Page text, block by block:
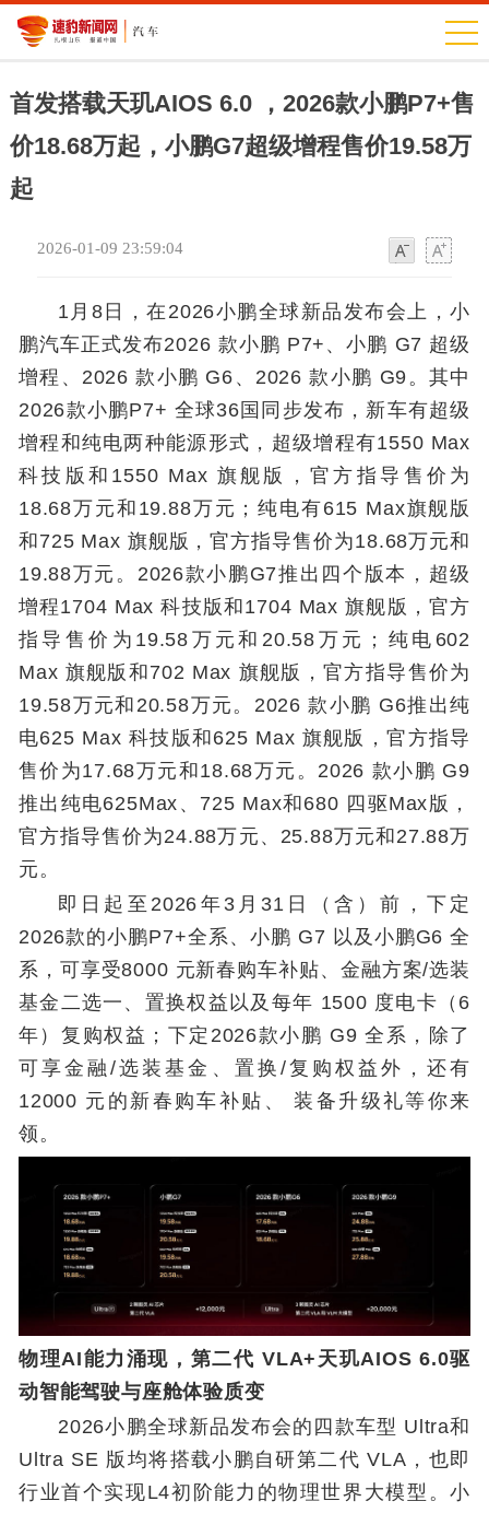
首发搭载天玑AIOS 6.0 ，2026款小鹏P7+售
价18.68万起，小鹏G7超级增程售价19.58万
起
2026-01-09 23:59:04
1月8日，在2026小鹏全球新品发布会上，小
鹏汽车正式发布2026 款小鹏 P7+、小鹏 G7 超级
增程、2026 款小鹏 G6、2026 款小鹏 G9。其中
2026款小鹏P7+ 全球36国同步发布，新车有超级
增程和纯电两种能源形式，超级增程有1550 Max
科技版和1550 Max 旗舰版，官方指导售价为
18.68万元和19.88万元；纯电有615 Max旗舰版
和725 Max 旗舰版，官方指导售价为18.68万元和
19.88万元。2026款小鹏G7推出四个版本，超级
增程1704 Max 科技版和1704 Max 旗舰版，官方
指导售价为19.58万元和20.58万元；纯电602
Max 旗舰版和702 Max 旗舰版，官方指导售价为
19.58万元和20.58万元。2026 款小鹏 G6推出纯
电625 Max 科技版和625 Max 旗舰版，官方指导
售价为17.68万元和18.68万元。2026 款小鹏 G9
推出纯电625Max、725 Max和680 四驱Max版，
官方指导售价为24.88万元、25.88万元和27.88万
元。
即日起至2026年3月31日（含）前，下定
2026款的小鹏P7+全系、小鹏 G7 以及小鹏G6 全
系，可享受8000 元新春购车补贴、金融方案/选装
基金二选一、置换权益以及每年 1500 度电卡（6
年）复购权益；下定2026款小鹏 G9 全系，除了
可享金融/选装基金、置换/复购权益外，还有
12000 元的新春购车补贴、 装备升级礼等你来
领。
物理AI能力涌现，第二代 VLA+天玑AIOS 6.0驱
动智能驾驶与座舱体验质变
2026小鹏全球新品发布会的四款车型 Ultra和
Ultra SE 版均将搭载小鹏自研第二代 VLA，也即
行业首个实现L4初阶能力的物理世界大模型。小